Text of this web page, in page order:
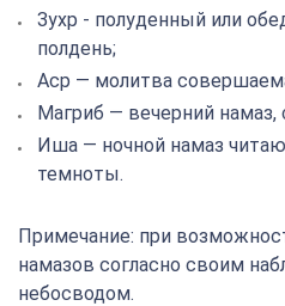
Зухр - полуденный или
полдень;
Аср — молитва
Магриб — вечерний
Иша — ночной намаз
темноты.
Примечание: при
намазов согласно своим
небосводом.